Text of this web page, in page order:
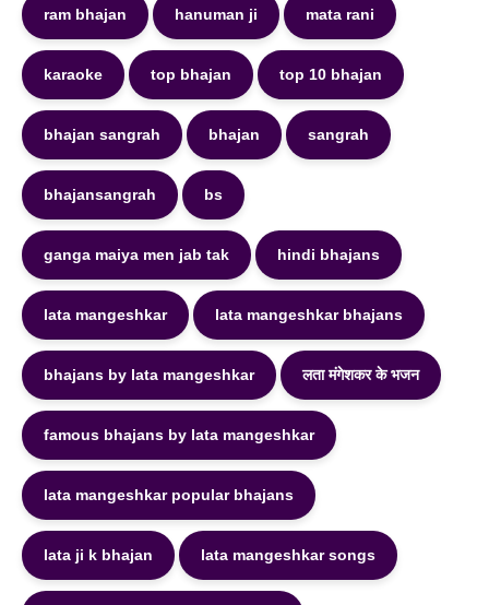
ram bhajan hanuman ji mata rani
karaoke top bhajan top 10 bhajan
bhajan sangrah bhajan sangrah
bhajansangrah bs
ganga maiya men jab tak hindi bhajans
lata mangeshkar lata mangeshkar bhajans
bhajans by lata mangeshkar लता मंगेशकर के भजन
famous bhajans by lata mangeshkar
lata mangeshkar popular bhajans
lata ji k bhajan lata mangeshkar songs